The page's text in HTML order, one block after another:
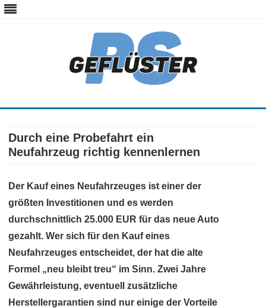
Skip
content
Durch eine Probefahrt ein
Neufahrzeug richtig kennenlernen
Der Kauf eines Neufahrzeuges ist einer der
größten Investitionen und es werden
durchschnittlich 25.000 EUR für das neue Auto
gezahlt. Wer sich für den Kauf eines
Neufahrzeuges entscheidet, der hat die alte
Formel „neu bleibt treu“ im Sinn. Zwei Jahre
Gewährleistung, eventuell zusätzliche
Herstellergarantien sind nur einige der Vorteile